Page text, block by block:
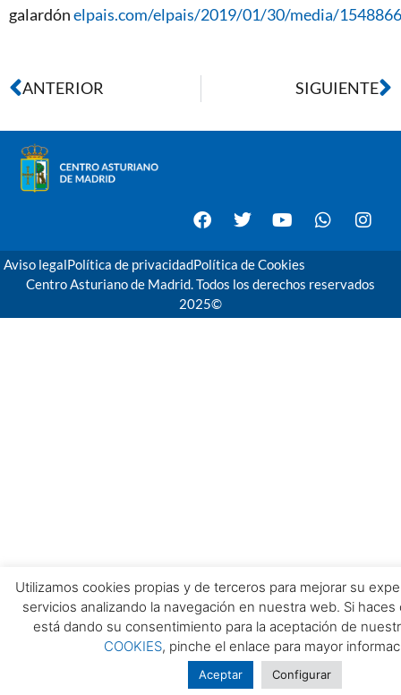
galardónelpais.com/elpais/2019/01/30/media/
ANTERIOR SIGUIENTE
Aviso legalPolítica de privacidadPolítica de Cookies
Centro Asturiano de Madrid. Todos los derechos reservados
2025©
Utilizamos cookies propias y de terceros para mejorar su
servicios analizando la navegación en nuestra web. Si haces
está dando su consentimiento para la aceptación de
COOKIES, pinche el enlace para mayor
Aceptar Configurar